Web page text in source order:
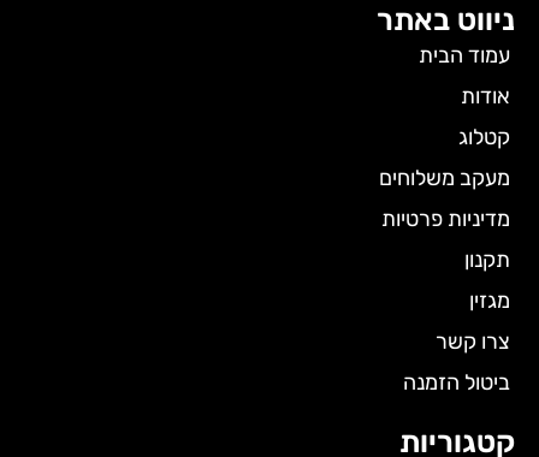
ניווט באתר
עמוד הבית
אודות
קטלוג
מעקב משלוחים
מדיניות פרטיות
תקנון
מגזין
צרו קשר
ביטול הזמנה
קטגוריות